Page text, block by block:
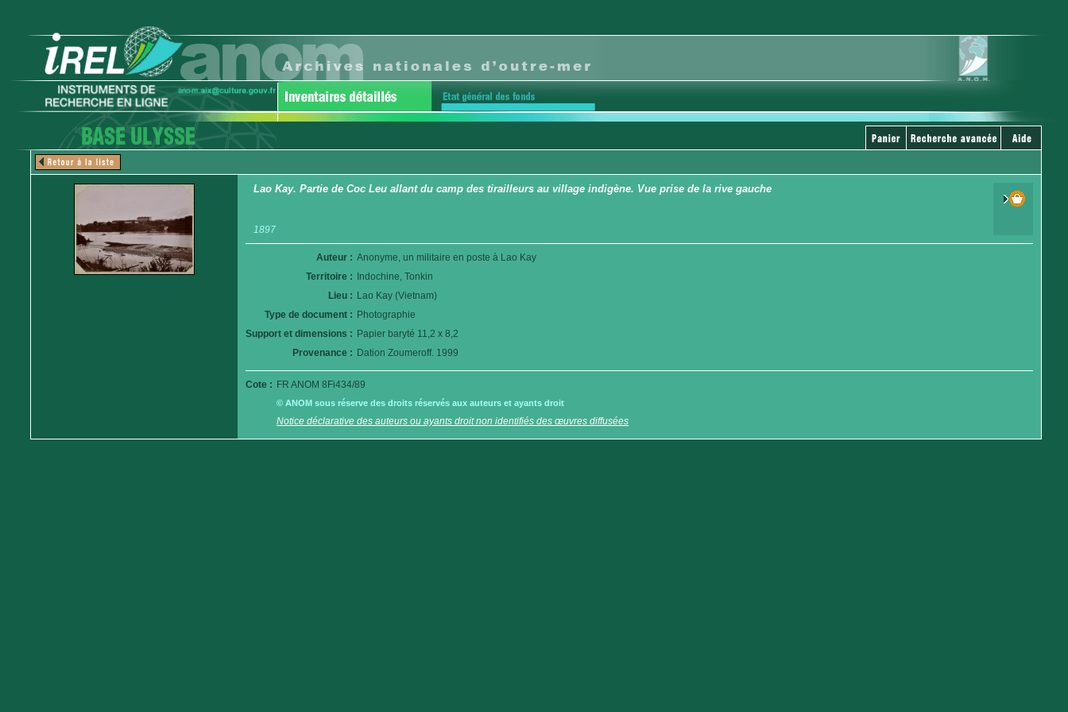
Lao Kay. Partie de Coc Leu allant du camp des tirailleurs au village indigène. Vue prise de la rive gauche
1897
Auteur : Anonyme, un militaire en poste à Lao Kay
Territoire :
Indochine, Tonkin
Lieu : Lao Kay (Vietnam)
Type de document : Photographie
Support et dimensions : Papier baryté 11,2 x 8,2
Provenance : Dation Zoumeroff. 1999
Cote : FR ANOM 8Fi434/89
© ANOM sous réserve des droits réservés aux auteurs et ayants droit
Notice déclarative des auteurs ou ayants droit non identifiés des œuvres diffusées